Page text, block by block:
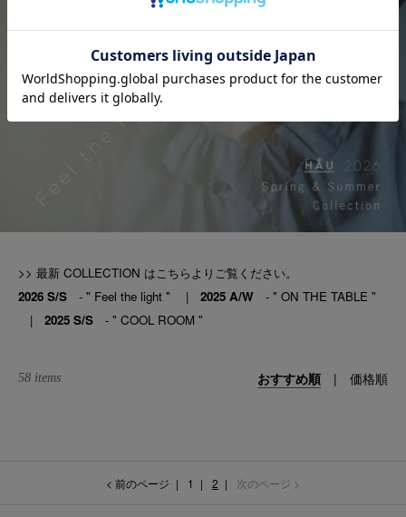
>> 最新 COLLECTION はこちらよりご覧ください。
2026 S/S - " Feel the light " | 2025 A/W - " ON THE TABLE "
| 2025 S/S - " COOL ROOM "
おすすめ順 | 価格順
58 items
< 前のページ 1 2 次のページ >